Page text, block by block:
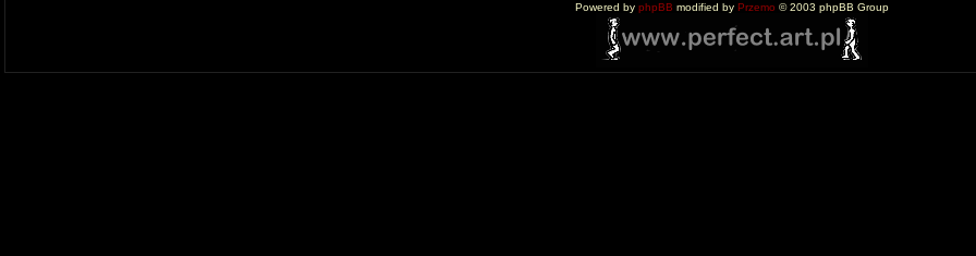
Powered by phpBB modified by Przemo © 2003 phpBB Group